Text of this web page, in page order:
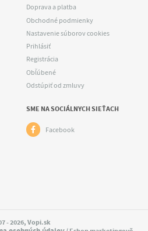
Doprava a platba
Obchodné podmienky
Nastavenie súborov cookies
Prihlásiť
Registrácia
Obľúbené
Odstúpiť od zmluvy
SME NA SOCIÁLNYCH SIEŤACH
Facebook
- 2026, Vopi.sk